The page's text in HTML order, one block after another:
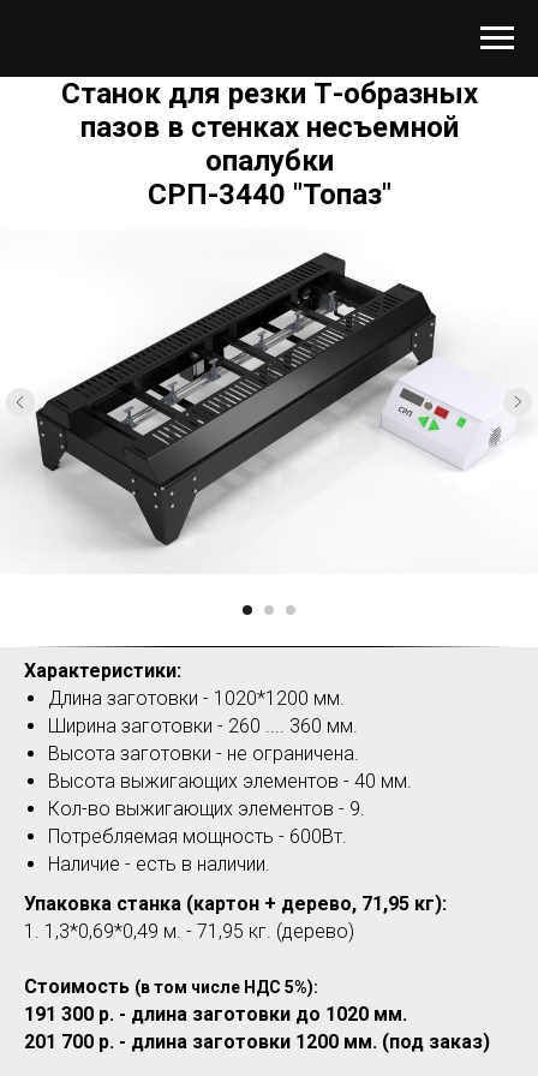
Станок для резки Т-образных
пазов в стенках несъемной
опалубки
СРП-3440 "Топаз"
Характеристики:
Длина заготовки - 1020*1200 мм.
Ширина заготовки - 260 .... 360 мм.
Высота заготовки - не ограничена.
Высота выжигающих элементов - 40 мм.
Кол-во выжигающих элементов - 9.
Потребляемая мощность - 600Вт.
Наличие - есть в наличии.
Упаковка станка (картон + дерево, 71,95 кг):
1. 1,3*0,69*0,49 м. - 71,95 кг. (дерево)
Стоимость (в том числе НДС 5%):
191 300 р. - длина заготовки до 1020 мм.
201 700 р. - длина заготовки 1200 мм. (под заказ)